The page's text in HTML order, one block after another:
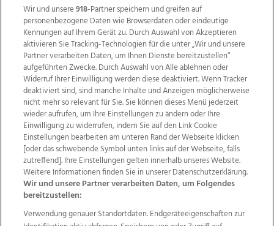
Wir über uns Mediadaten Kontakt
Jobs
Datenschutz
Impressum
AGB Anzeigekunden
AGB Website
Ehrenkodex Politische Werbung
Weitere Angebote des Medienhauses Wimmer
Wir und unsere918-Partner speichern und greifen auf
personenbezogene Daten wie Browserdaten oder eindeutige
Kennungen auf Ihrem Gerät zu. Durch Auswahl von Akzeptieren
aktivieren Sie Tracking-Technologien für die unter „Wir und unsere
Partner verarbeiten Daten, um Ihnen Dienste bereitzustellen“
aufgeführten Zwecke. Durch Auswahl von Alle ablehnen oder
Widerruf Ihrer Einwilligung werden diese deaktiviert. Wenn Tracker
deaktiviert sind, sind manche Inhalte und Anzeigen möglicherweise
nicht mehr so relevant für Sie. Sie können dieses Menü jederzeit
wieder aufrufen, um Ihre Einstellungen zu ändern oder Ihre
Einwilligung zu widerrufen, indem Sie auf den Link Cookie
Einstellungen bearbeiten am unteren Rand der Webseite klicken
[oder das schwebende Symbol unten links auf der Webseite, falls
zutreffend]. Ihre Einstellungen gelten innerhalb unseres Website.
Weitere Informationen finden Sie in unserer Datenschutzerklärung.
Wir und unsere Partner verarbeiten Daten, um Folgendes
bereitzustellen:
Verwendung genauer Standortdaten. Endgeräteeigenschaften zur